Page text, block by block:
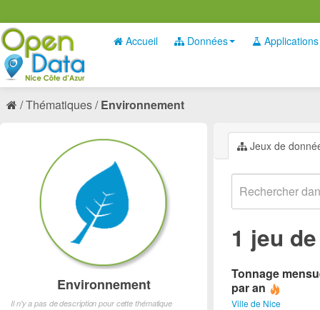
Accueil Données Applications
Thématiques Environnement
Jeux de
1 jeu
Tonnage
par an
Ville de Nice
Environnement
Il n'y a pas de description pour cette thématique